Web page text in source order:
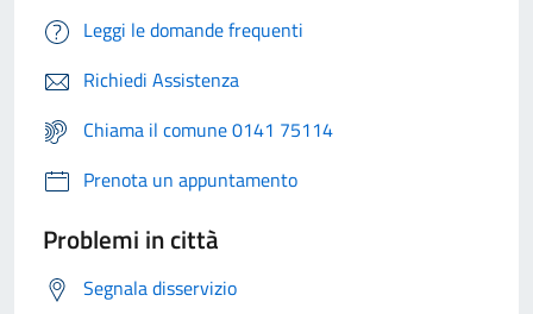
Leggi le domande frequenti
Richiedi Assistenza
Chiama il comune 0141 75114
Prenota un appuntamento
Problemi in città
Segnala disservizio